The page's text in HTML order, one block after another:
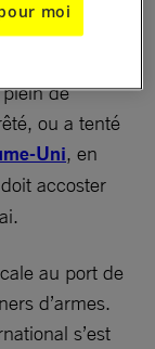
dans la
d’un port
plein de
ou a tenté
Uni, en
accoster
au port de
d’armes.
s’est
moi